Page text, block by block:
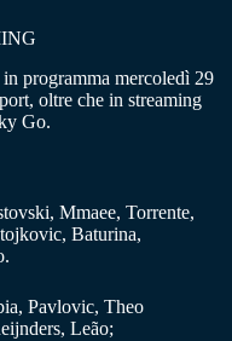
in programma mercoledì 29
oltre che in streaming
Go.
Mmaee, Torrente,
Baturina,
Pavlovic, Theo
Leão;